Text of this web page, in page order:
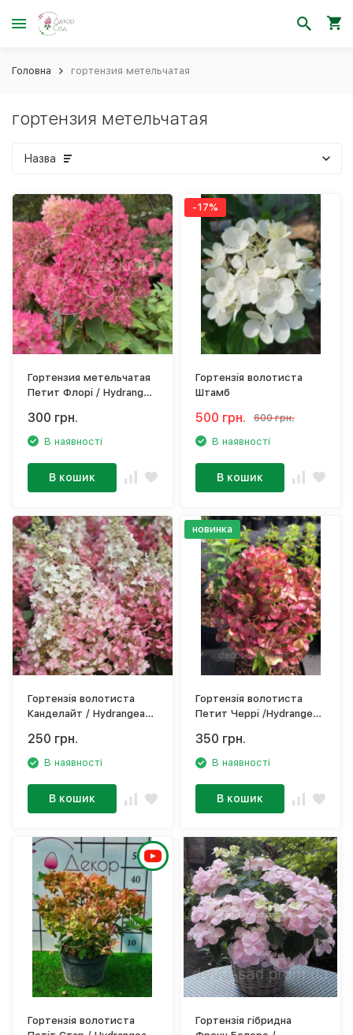
Головна гортензия метельчатая
гортензия метельчатая
Назва
Гортензия метельчатая
Петит Флорі / Hydrangea
300 грн.
В наявності
В кошик
-17%
Гортензія волотиста
Штамб
500 грн. 600 грн.
В наявності
В кошик
Гортензія волотиста
Канделайт / Hydrangea
250 грн.
В наявності
В кошик
новинка
Гортензія волотиста
Петит Черрі /Hydrangea
350 грн.
В наявності
В кошик
Гортензія волотиста
Гортензія гібридна